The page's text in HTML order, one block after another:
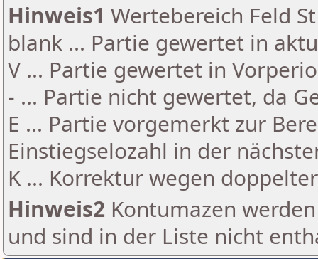
Hinweis1 Wertebereich Feld
blank ... Partie gewertet in
V ... Partie gewertet in
- ... Partie nicht gewertet, da
E ... Partie vorgemerkt zur
Einstiegselozahl in der
K ... Korrektur wegen
Hinweis2 Kontumazen
und sind in der Liste nicht